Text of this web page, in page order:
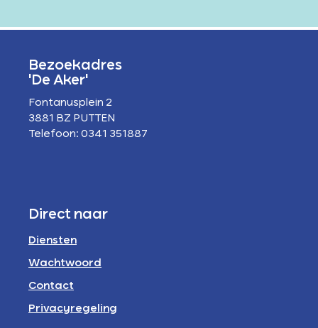
Bezoekadres
'De Aker'
Fontanusplein 2
3881 BZ PUTTEN
Telefoon: 0341 351887
Direct naar
Diensten
Wachtwoord
Contact
Privacyregeling